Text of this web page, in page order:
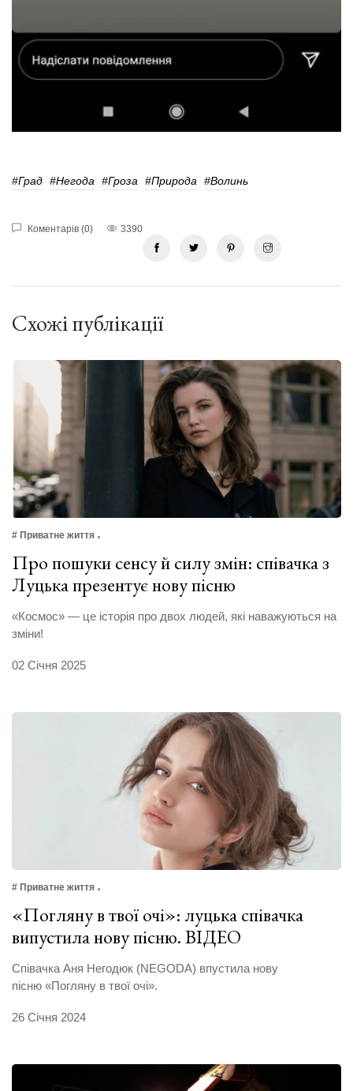
#Град #Негода #гроза #природа #волинь
Коментарів (0) 3390
Схожі публікації
# Приватне життя
Про пошуки сенсу й силу змін: співачка з
Луцька презентує нову пісню
«Космос» — це історія про двох людей, які наважуються на
зміни!
02 Січня 2025
# Приватне життя
«Погляну в твої очі»: луцька співачка
випустила нову пісню. ВІДЕО
Співачка Аня Негодюк (NEGODA) впустила нову
пісню «Погляну в твої очі».
26 Січня 2024